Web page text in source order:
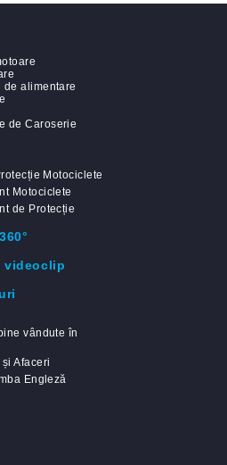
de alimentare
de Caroserie
Motociclete
Motociclete
de Protecție
videoclip
vândute în
Afaceri
Engleză